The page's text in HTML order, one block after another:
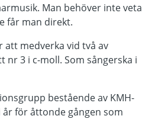
Man behöver inte veta
får man direkt.
att medverka vid två av
nr 3 i c-moll. Som sångerska i
bestående av KMH-
för åttonde gången som